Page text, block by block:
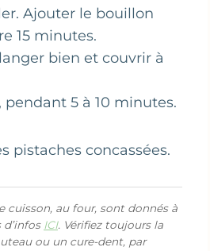
Ajouter le bouillon
15 minutes.
bien et couvrir à
5 à 10 minutes.
pistaches concassées.
cuisson, au four, sont donnés à
ICI. Vérifiez toujours la
ou un cure-dent, par